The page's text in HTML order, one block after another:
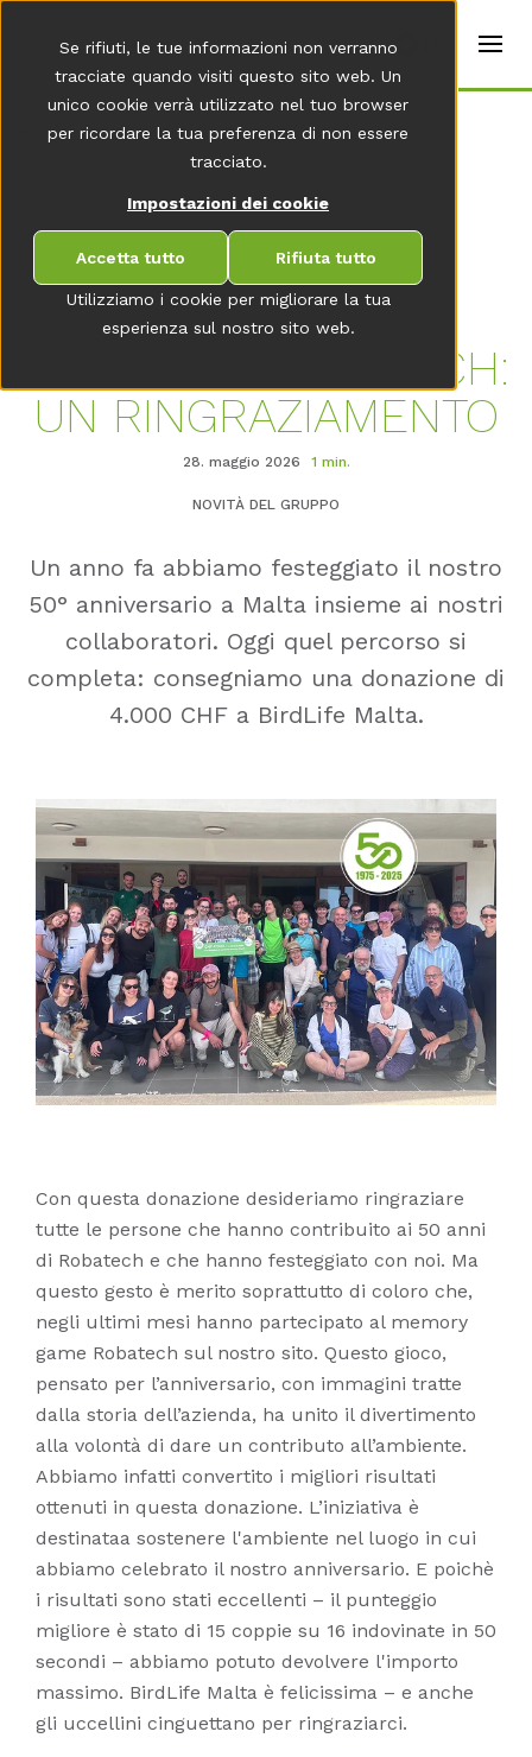
Utilizziamo i cookie per migliorare la tua
esperienza sul nostro sito web.
Se rifiuti, le tue informazioni non verranno
tracciate quando visiti questo sito web. Un
unico cookie verrà utilizzato nel tuo browser
per ricordare la tua preferenza di non essere
tracciato.
Impostazioni dei cookie
Accetta tutto Rifiuta tutto
t
r
s
E
n
Home
AL MENU DELLA NEWSROOM
50 ANNI DI ROBATECH:
UN RINGRAZIAMENTO
28. maggio 2026 1 min.
NOVITÀ DEL GRUPPO
Un anno fa abbiamo festeggiato il nostro
50° anniversario a Malta insieme ai nostri
collaboratori. Oggi quel percorso si
completa: consegniamo una donazione di
4.000 CHF a BirdLife Malta.
Con questa donazione desideriamo ringraziare
tutte le persone che hanno contribuito ai 50 anni
di Robatech e che hanno festeggiato con noi. Ma
questo gesto è merito soprattutto di coloro che,
negli ultimi mesi hanno partecipato al memory
game Robatech sul nostro sito. Questo gioco,
pensato per l’anniversario, con immagini tratte
dalla storia dell’azienda, ha unito il divertimento
alla volontà di dare un contributo all’ambiente.
Abbiamo infatti convertito i migliori risultati
ottenuti in questa donazione. L’iniziativa è
destinataa sostenere l'ambiente nel luogo in cui
abbiamo celebrato il nostro anniversario. E poichè
i risultati sono stati eccellenti – il punteggio
migliore è stato di 15 coppie su 16 indovinate in 50
secondi – abbiamo potuto devolvere l'importo
massimo. BirdLife Malta è felicissima – e anche
gli uccellini cinguettano per ringraziarci.